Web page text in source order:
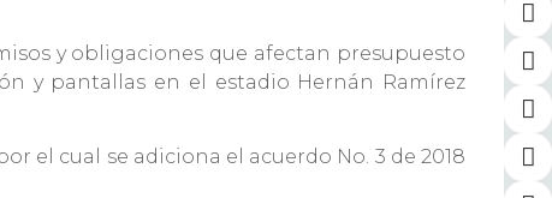
y obligaciones que afectan presupuesto
y pantallas en el estadio Hernán Ramírez
el cual se adiciona el acuerdo No. 3 de 2018